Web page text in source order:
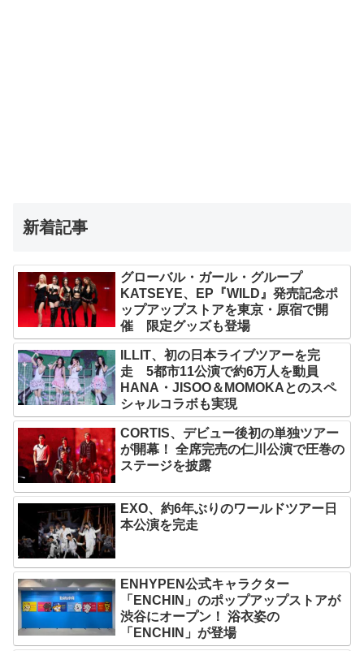
新着記事
グローバル・ガール・グループ
KATSEYE、EP『WILD』発売記念ポ
ップアップストアを東京・原宿で開
催 限定グッズも登場
ILLIT、初の日本ライブツアーを完
走 5都市11公演で約6万人を動員
HANA・JISOO＆MOMOKAとのスペ
シャルコラボも実現
CORTIS、デビュー後初の単独ツアー
が開幕！ 全席完売の仁川公演で圧巻の
ステージを披露
EXO、約6年ぶりのワールドツアー日
本公演を完走
ENHYPEN公式キャラクター
「ENCHIN」のポップアップストアが
渋谷にオープン！ 浴衣姿の
「ENCHIN」が登場